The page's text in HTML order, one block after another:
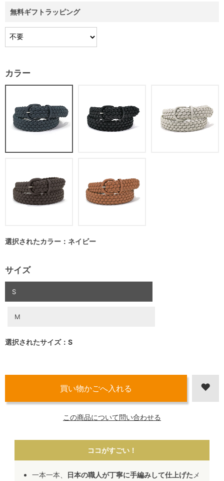
無料ギフトラッピング
カラー
選択されたカラー：ネイビー
サイズ
S
M
選択されたサイズ：S
この商品について問い合わせる
ココがすごい！
一本一本、 日本の職人が丁寧に手編みして仕上げた メ